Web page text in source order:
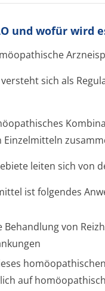
und wofür wird
sich als
leiten sich von
ist folgendes
von
auf